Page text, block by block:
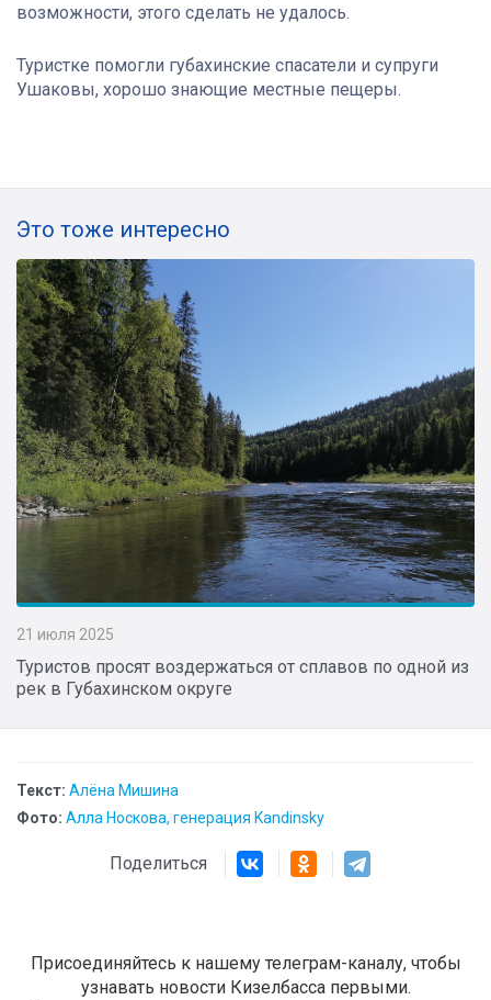
возможности, этого сделать не удалось.
Туристке помогли губахинские спасатели и супруги
Ушаковы, хорошо знающие местные пещеры.
Это тоже интересно
21 июля 2025
Туристов просят воздержаться от сплавов по одной из
рек в Губахинском округе
Текст: Алёна Мишина
Фото: Алла Носкова, генерация Kandinsky
Поделиться
Присоединяйтесь к нашему телеграм-каналу, чтобы
узнавать новости Кизелбасса первыми.